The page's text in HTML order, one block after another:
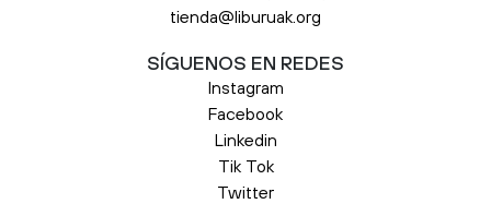
tienda@liburuak.org
SÍGUENOS EN REDES
Instagram
Facebook
Linkedin
Tik Tok
Twitter